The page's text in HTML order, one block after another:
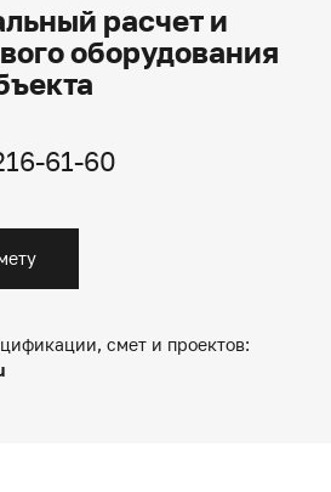
расчет и
оборудования
61-60
смет и проектов: